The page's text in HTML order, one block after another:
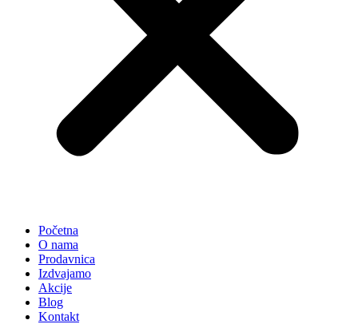
Početna
O nama
Prodavnica
Izdvajamo
Akcije
Blog
Kontakt